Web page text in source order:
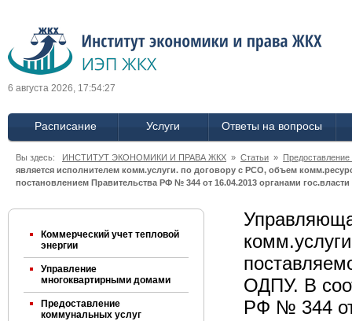
6 августа 2026, 17:54:28
Расписание Услуги Ответы на вопросы
Вы здесь: ИНСТИТУТ ЭКОНОМИКИ И ПРАВА ЖКХ » Статьи »
является исполнителем комм.услуги. по договору с РСО, объем
постановлением Правительства РФ № 344 от 16.04.2013 органами гос.власти
Коммерческий учет тепловой
энергии
Управление
многоквартирными домами
Предоставление
коммунальных услуг
ОДПУ. В
РФ № 344 от